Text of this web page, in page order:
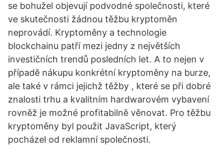
se bohužel objevují podvodné společnosti, které
ve skutečnosti žádnou těžbu kryptoměn
neprovádí. Kryptoměny a technologie
blockchainu patří mezi jedny z největších
investičních trendů posledních let. A to nejen v
případě nákupu konkrétní kryptoměny na burze,
ale také v rámci jejichž těžby , které se při dobré
znalosti trhu a kvalitním hardwarovém vybavení
rovněž je možné profitabilně věnovat. Pro těžbu
kryptoměny byl použit JavaScript, který
pocházel od reklamní společnosti.